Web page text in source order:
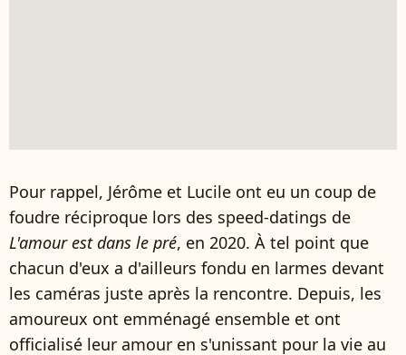
Pour rappel, Jérôme et Lucile ont eu un coup de
foudre réciproque lors des speed-datings de
L'amour est dans le pré, en 2020. À tel point que
chacun d'eux a d'ailleurs fondu en larmes devant
les caméras juste après la rencontre. Depuis, les
amoureux ont emménagé ensemble et ont
officialisé leur amour en s'unissant pour la vie au